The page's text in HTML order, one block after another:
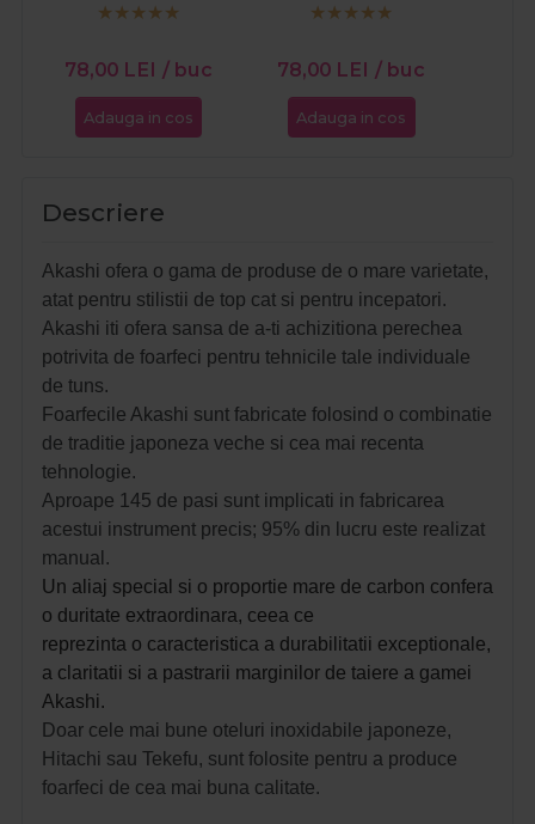
78,00 LEI / buc
Adauga in cos
78,00 LEI / buc
Adauga in cos
Descriere
Akashi ofera o gama de produse de o mare varietate,
atat pentru stilistii de top cat si pentru incepatori.
Akashi iti ofera sansa de a-ti achizitiona perechea
potrivita de foarfeci pentru tehnicile tale individuale
de tuns.
Foarfecile Akashi sunt fabricate folosind o combinatie
de traditie japoneza veche si cea mai recenta
tehnologie.
Aproape 145 de pasi sunt implicati in fabricarea
acestui instrument precis; 95% din lucru este realizat
manual.
Un aliaj special si o proportie mare de carbon confera
o duritate extraordinara, ceea ce
reprezinta o caracteristica a durabilitatii exceptionale,
a claritatii si a pastrarii marginilor de taiere a gamei
Akashi.
Doar cele mai bune oteluri inoxidabile japoneze,
Hitachi sau Tekefu, sunt folosite pentru a produce
foarfeci de cea mai buna calitate.